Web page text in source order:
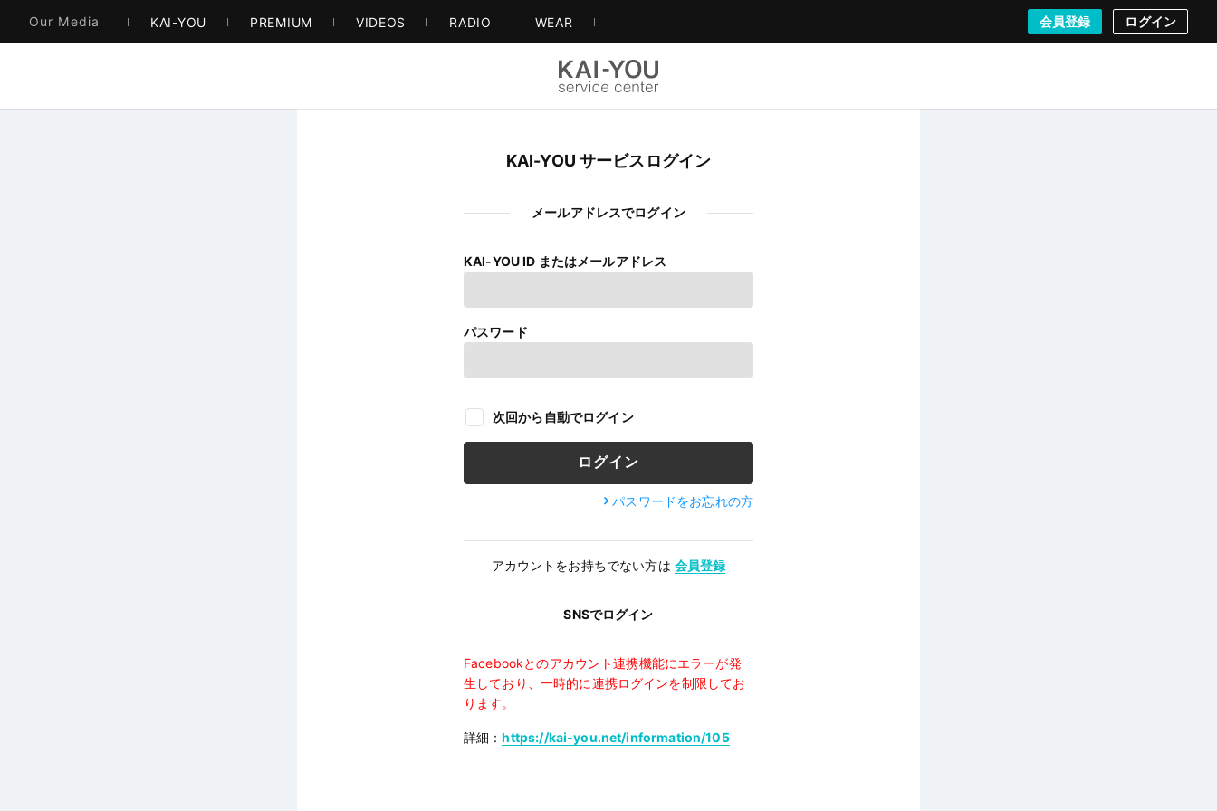
Our Media KAI-YOU PREMIUM VIDEOS RADIO WEAR 会員登録 ログイン
KAI-YOU サービスログイン
メールアドレスでログイン
KAI-YOU ID またはメールアドレス
パスワード
次回から自動でログイン
パスワードをお忘れの方
アカウントをお持ちでない方は 会員登録
SNSでログイン
Facebookとのアカウント連携機能にエラーが発
生しており、一時的に連携ログインを制限してお
ります。
詳細：https://kai-you.net/information/105